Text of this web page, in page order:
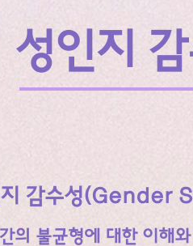
성인지
지 감수성(Gender
의 불균형에 대한 이해